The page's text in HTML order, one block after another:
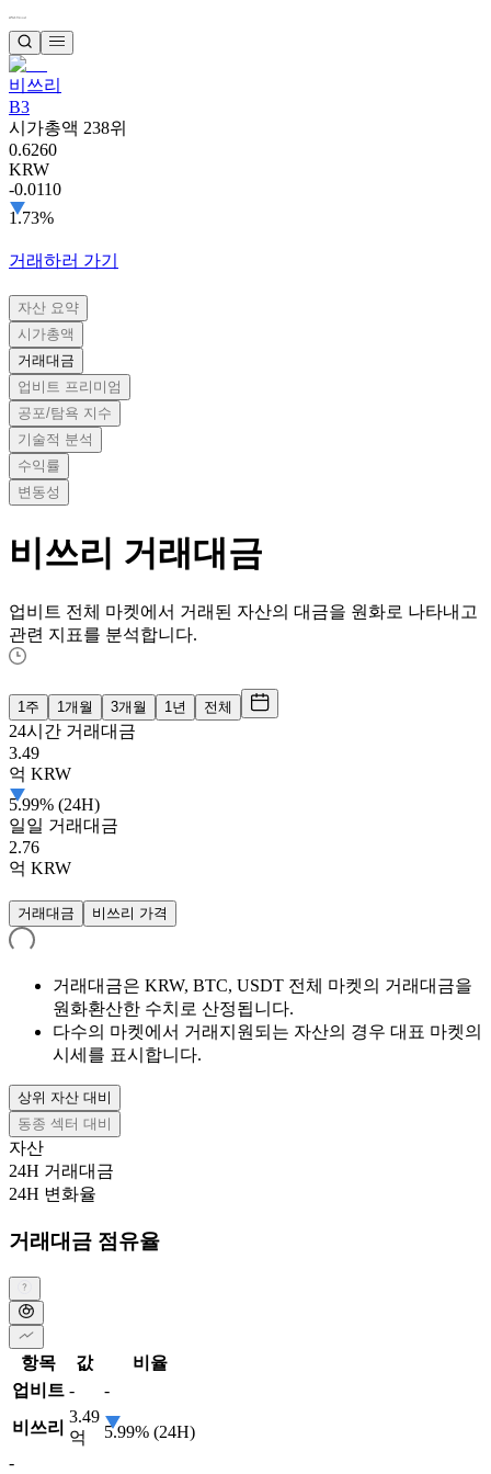
비쓰리
B3
시가총액 238위
0.6260
KRW
-0.0110
1.73%
거래하러 가기
자산 요약
시가총액
거래대금
업비트 프리미엄
공포/탐욕 지수
기술적 분석
수익률
변동성
비쓰리 거래대금
업비트 전체 마켓에서 거래된 자산의 대금을 원화로 나타내고
관련 지표를 분석합니다.
1주 1개월 3개월 1년 전체
24시간 거래대금
3.49
억 KRW
5.99% (24H)
일일 거래대금
2.76
억 KRW
거래대금 비쓰리 가격
거래대금은 KRW, BTC, USDT 전체 마켓의 거래대금을
원화환산한 수치로 산정됩니다.
다수의 마켓에서 거래지원되는 자산의 경우 대표 마켓의
시세를 표시합니다.
상위 자산 대비
동종 섹터 대비
자산
24H 거래대금
24H 변화율
거래대금 점유율
항목 값
비율
업비트 -
-
비쓰리
3.49
억
5.99% (24H)
-